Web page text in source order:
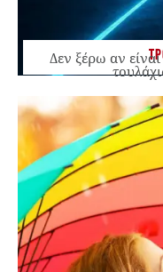
Δεν ξέρω αν